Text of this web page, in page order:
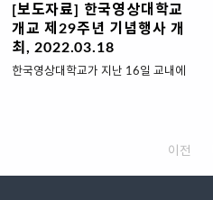
사는 아티스트 패널 토론, 인터뷰, 아
트 퍼포먼스 쇼 등으로 구성됐다. 오
프라인 행사는 대한민국 서울을 비롯
해 일본 도쿄, 중국 상하이, 미국 포틀
[보도자료] 한국영상대학교
개교 제29주년 기념행사 개
최, 2022.03.18
한국영상대학교가 지난 16일 교내에
이날 행사는 코로나19 감염예방을 위
이전